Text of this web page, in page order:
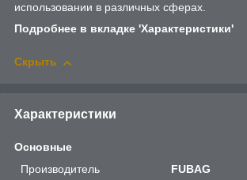
использовании в различных сферах.
Подробнее в вкладке 'Характеристики'
Скрыть
Характеристики
Основные
Производитель
FUBAG